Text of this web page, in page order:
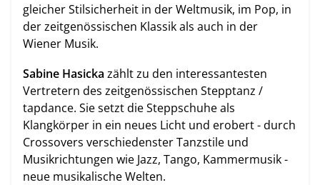
gleicher Stilsicherheit in der Weltmusik, im Pop, in
der zeitgenössischen Klassik als auch in der
Wiener Musik.
Sabine Hasicka zählt zu den interessantesten
Vertretern des zeitgenössischen Stepptanz /
tapdance. Sie setzt die Steppschuhe als
Klangkörper in ein neues Licht und erobert - durch
Crossovers verschiedenster Tanzstile und
Musikrichtungen wie Jazz, Tango, Kammermusik -
neue musikalische Welten.